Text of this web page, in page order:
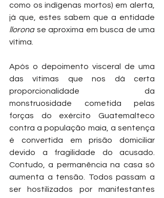
como os indígenas mortos) em alerta,
llorona se aproxima em busca de uma
vítima.
Após o depoimento visceral de uma
das vítimas que nos dá certa
proporcionalidade da
monstruosidade cometida pelas
forças do exército Guatemalteco
contra a população maia, a sentença
é convertida em prisão domiciliar
devido a fragilidade do acusado.
Contudo, a permanência na casa só
aumenta a tensão. Todos passam a
ser hostilizados por manifestantes